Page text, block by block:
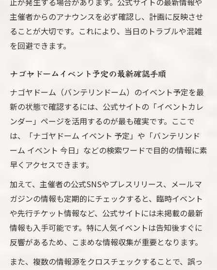
主催者からのアナウンスを必ず確認し、計画に反映させ
ることが大切です。これにより、当日のトラブルや混雑
を回避できます。
ナゴヤドームイベント予定の最新確認手順
ナゴヤドーム（バンテリンドーム）のイベント予定を最
新の状態で確認するには、公式サイトの「イベントカレ
ンダー」ページを活用するのが最も確実です。ここで
は、「ナゴヤドーム イベント 予定」や「バンテリンド
ーム イベント 今日」などの検索ワードで目的の情報に素
早くアクセスできます。
加えて、主催者の公式SNSやプレスリリース、メールマ
ガジンの情報も定期的にチェックすると、臨時イベント
や先行チケット情報など、公式サイトには未掲載の最新
情報も入手可能です。特に人気イベントは告知後すぐに
反響があるため、こまめな情報収集が重要となります。
また、複数の情報源をクロスチェックすることで、誤っ